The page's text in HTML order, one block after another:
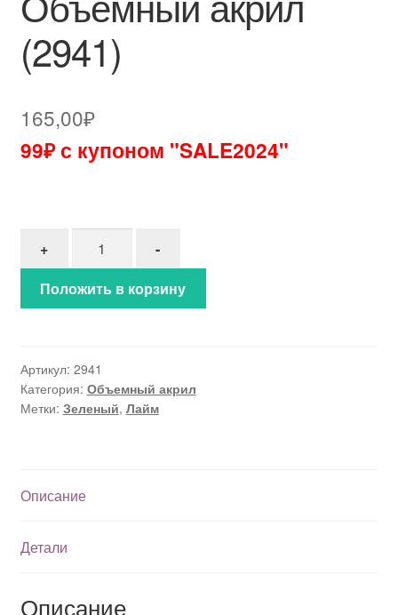
(2941)
165,00₽
99₽ с купоном "SALE2024"
+
-
Положить в корзину
Артикул: 2941
Категория: Объемный акрил
Метки: Зеленый, Лайм
Описание
Детали
Описание